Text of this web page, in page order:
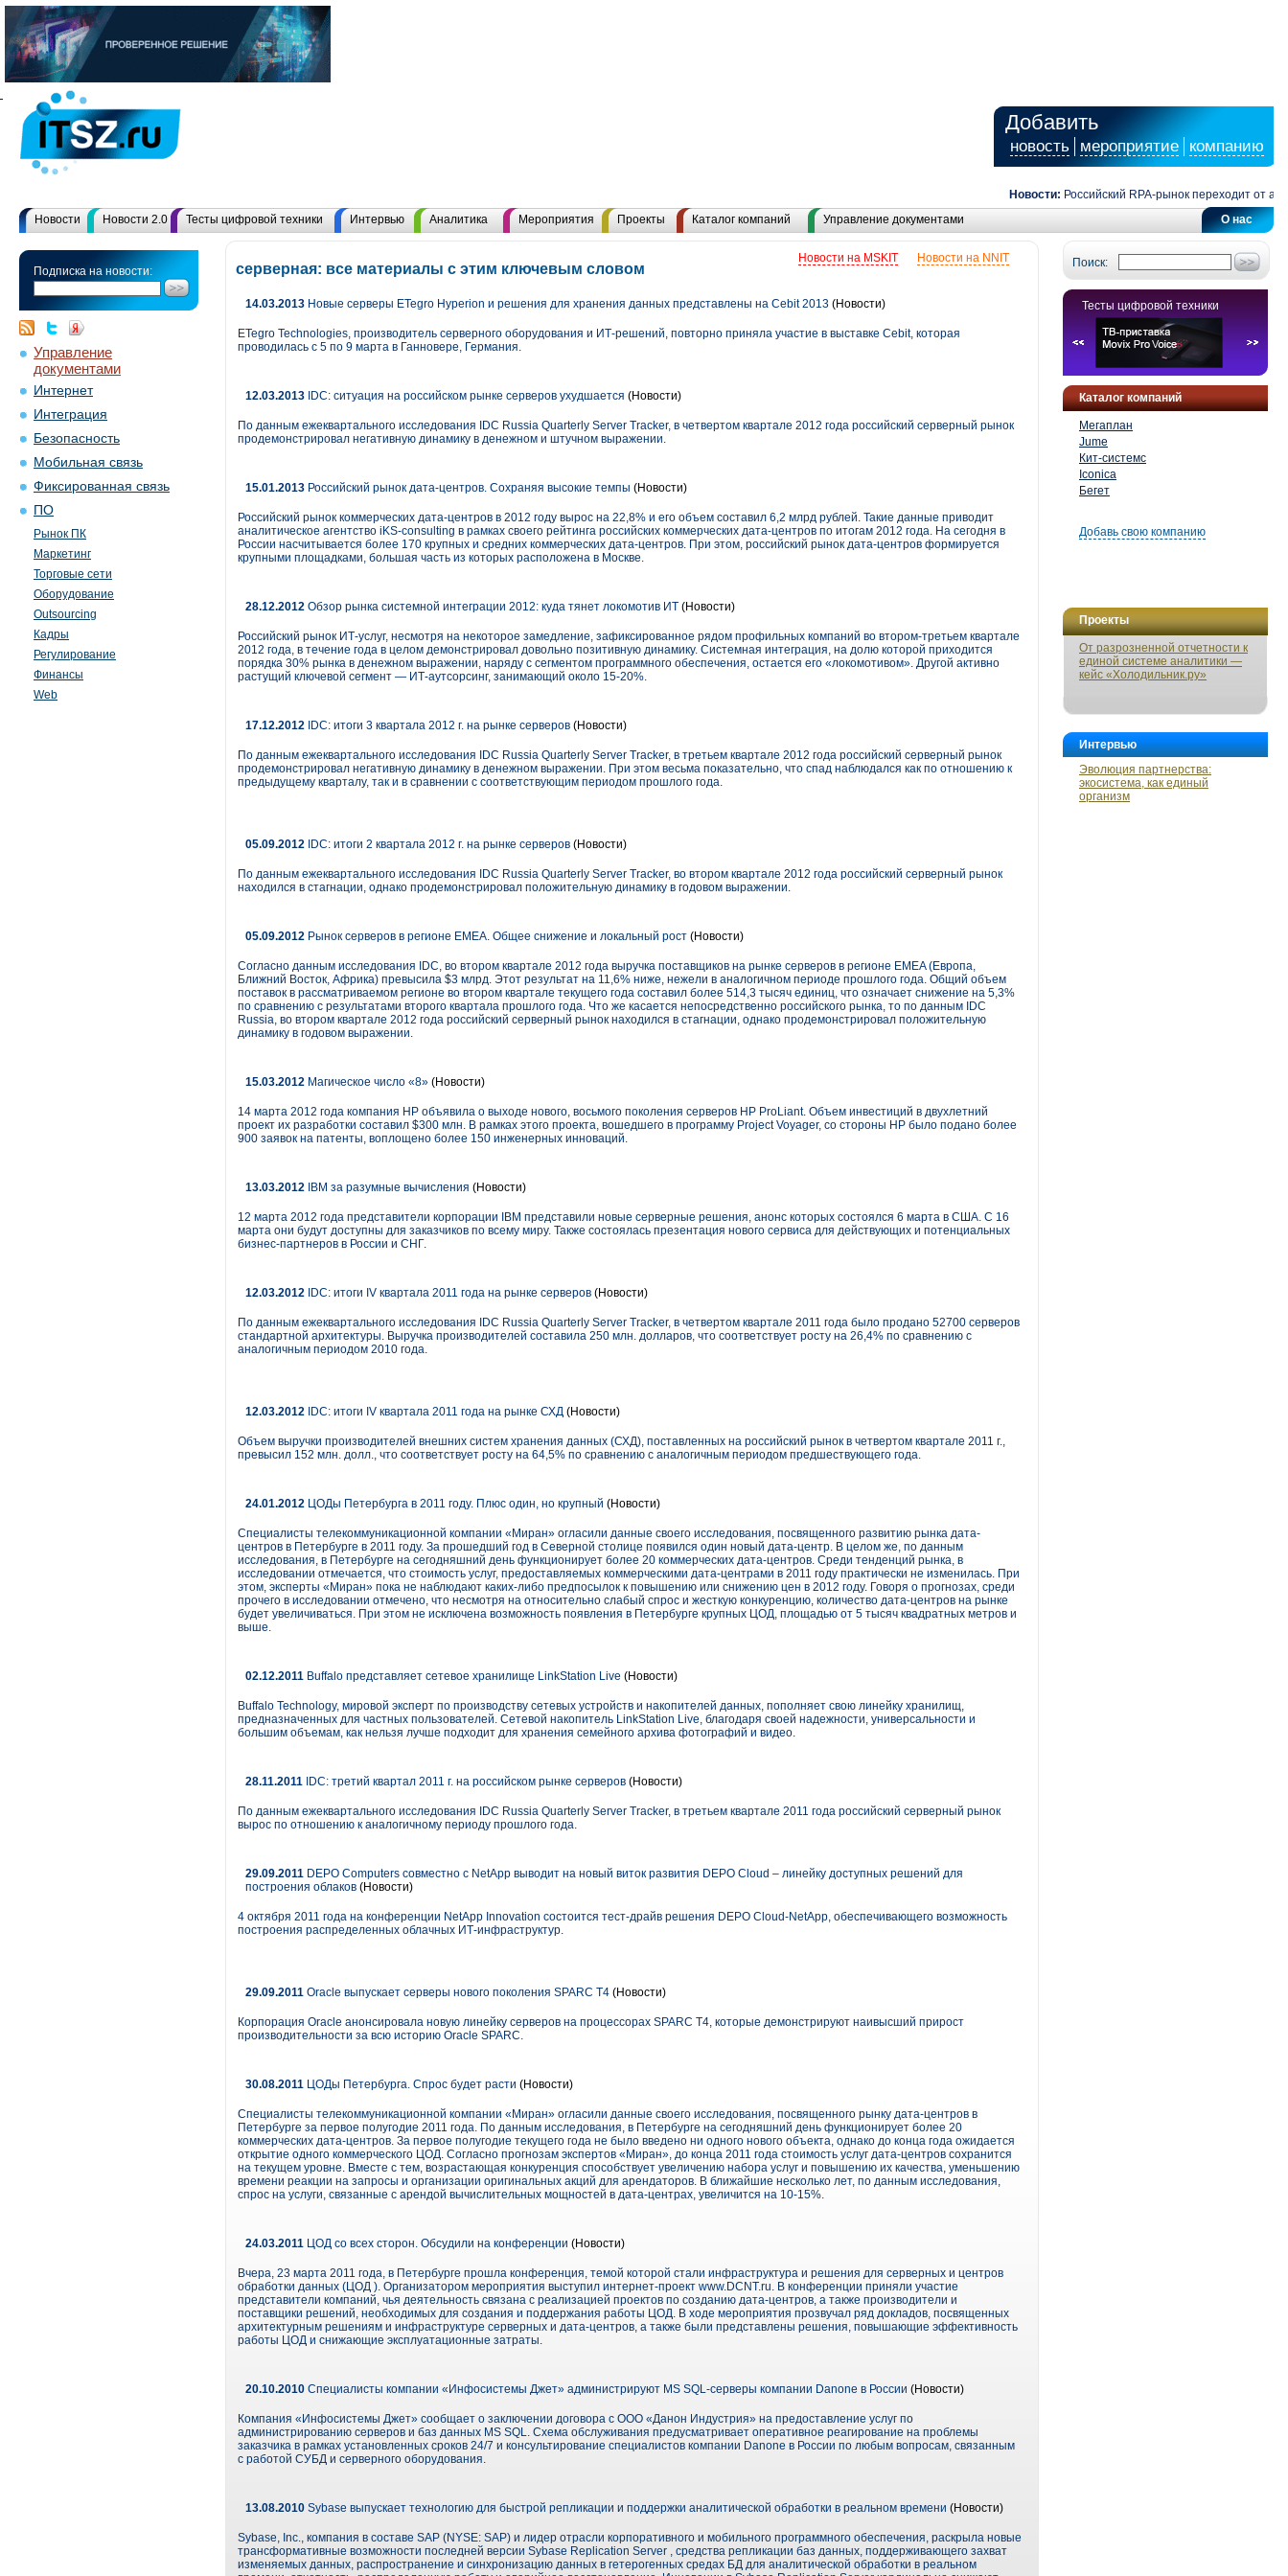
Добавить
новость мероприятие компанию
Новости: Российский RPA-рынок переходит от
О нас
Новости Новости 2.0 Тесты цифровой техники Интервью Аналитика Мероприятия Проекты Каталог компаний Управление документами
Подписка на новости:
Управление
документами
Интернет
Интеграция
Безопасность
Мобильная связь
Фиксированная связь
ПО
Рынок ПК
Маркетинг
Торговые сети
Оборудование
Outsourcing
Кадры
Регулирование
Финансы
Web
Поиск:
Тесты цифровой техники
Каталог компаний
Мегаплан
Jume
Кит-системс
Iconica
Бегет
Добавь свою компанию
Проекты
От разрозненной отчетности к
единой системе аналитики —
кейс «Холодильник.ру»
Интервью
Эволюция партнерства:
экосистема, как единый
организм
Новости на NNIT
Новости на MSKIT
серверная: все материалы с этим ключевым словом
14.03.2013 Новые серверы ETegro Hyperion и решения для хранения данных представлены на Cebit 2013 (Новости)
ETegro Technologies, производитель серверного оборудования и ИТ-решений, повторно приняла участие в выставке Cebit, которая
проводилась с 5 по 9 марта в Ганновере, Германия.
12.03.2013 IDC: ситуация на российском рынке серверов ухудшается (Новости)
По данным ежеквартального исследования IDC Russia Quarterly Server Tracker, в четвертом квартале 2012 года российский серверный рынок
продемонстрировал негативную динамику в денежном и штучном выражении.
15.01.2013 Российский рынок дата-центров. Сохраняя высокие темпы (Новости)
Российский рынок коммерческих дата-центров в 2012 году вырос на 22,8% и его объем составил 6,2 млрд рублей. Такие данные приводит
аналитическое агентство iKS-consulting в рамках своего рейтинга российских коммерческих дата-центров по итогам 2012 года. На сегодня в
России насчитывается более 170 крупных и средних коммерческих дата-центров. При этом, российский рынок дата-центров формируется
крупными площадками, большая часть из которых расположена в Москве.
28.12.2012 Обзор рынка системной интеграции 2012: куда тянет локомотив ИТ (Новости)
Российский рынок ИТ-услуг, несмотря на некоторое замедление, зафиксированное рядом профильных компаний во втором-третьем квартале
2012 года, в течение года в целом демонстрировал довольно позитивную динамику. Системная интеграция, на долю которой приходится
порядка 30% рынка в денежном выражении, наряду с сегментом программного обеспечения, остается его «локомотивом». Другой активно
растущий ключевой сегмент — ИТ-аутсорсинг, занимающий около 15-20%.
17.12.2012 IDC: итоги 3 квартала 2012 г. на рынке серверов (Новости)
По данным ежеквартального исследования IDC Russia Quarterly Server Tracker, в третьем квартале 2012 года российский серверный рынок
продемонстрировал негативную динамику в денежном выражении. При этом весьма показательно, что спад наблюдался как по отношению к
предыдущему кварталу, так и в сравнении с соответствующим периодом прошлого года.
05.09.2012 IDC: итоги 2 квартала 2012 г. на рынке серверов (Новости)
По данным ежеквартального исследования IDC Russia Quarterly Server Tracker, во втором квартале 2012 года российский серверный рынок
находился в стагнации, однако продемонстрировал положительную динамику в годовом выражении.
05.09.2012 Рынок серверов в регионе EMEA. Общее снижение и локальный рост (Новости)
Согласно данным исследования IDC, во втором квартале 2012 года выручка поставщиков на рынке серверов в регионе EMEA (Европа,
Ближний Восток, Африка) превысила $3 млрд. Этот результат на 11,6% ниже, нежели в аналогичном периоде прошлого года. Общий объем
поставок в рассматриваемом регионе во втором квартале текущего года составил более 514,3 тысяч единиц, что означает снижение на 5,3%
по сравнению с результатами второго квартала прошлого года. Что же касается непосредственно российского рынка, то по данным IDC
Russia, во втором квартале 2012 года российский серверный рынок находился в стагнации, однако продемонстрировал положительную
динамику в годовом выражении.
15.03.2012 Магическое число «8» (Новости)
14 марта 2012 года компания HP объявила о выходе нового, восьмого поколения серверов HP ProLiant. Объем инвестиций в двухлетний
проект их разработки составил $300 млн. В рамках этого проекта, вошедшего в программу Project Voyager, со стороны HP было подано более
900 заявок на патенты, воплощено более 150 инженерных инноваций.
13.03.2012 IBM за разумные вычисления (Новости)
12 марта 2012 года представители корпорации IBM представили новые серверные решения, анонс которых состоялся 6 марта в США. С 16
марта они будут доступны для заказчиков по всему миру. Также состоялась презентация нового сервиса для действующих и потенциальных
бизнес-партнеров в России и СНГ.
12.03.2012 IDC: итоги IV квартала 2011 года на рынке серверов (Новости)
По данным ежеквартального исследования IDC Russia Quarterly Server Tracker, в четвертом квартале 2011 года было продано 52700 серверов
стандартной архитектуры. Выручка производителей составила 250 млн. долларов, что соответствует росту на 26,4% по сравнению с
аналогичным периодом 2010 года.
12.03.2012 IDC: итоги IV квартала 2011 года на рынке СХД (Новости)
Объем выручки производителей внешних систем хранения данных (СХД), поставленных на российский рынок в четвертом квартале 2011 г.,
превысил 152 млн. долл., что соответствует росту на 64,5% по сравнению с аналогичным периодом предшествующего года.
24.01.2012 ЦОДы Петербурга в 2011 году. Плюс один, но крупный (Новости)
Специалисты телекоммуникационной компании «Миран» огласили данные своего исследования, посвященного развитию рынка дата-
центров в Петербурге в 2011 году. За прошедший год в Северной столице появился один новый дата-центр. В целом же, по данным
исследования, в Петербурге на сегодняшний день функционирует более 20 коммерческих дата-центров. Среди тенденций рынка, в
исследовании отмечается, что стоимость услуг, предоставляемых коммерческими дата-центрами в 2011 году практически не изменилась. При
этом, эксперты «Миран» пока не наблюдают каких-либо предпосылок к повышению или снижению цен в 2012 году. Говоря о прогнозах, среди
прочего в исследовании отмечено, что несмотря на относительно слабый спрос и жесткую конкуренцию, количество дата-центров на рынке
будет увеличиваться. При этом не исключена возможность появления в Петербурге крупных ЦОД, площадью от 5 тысяч квадратных метров и
выше.
02.12.2011 Buffalo представляет сетевое хранилище LinkStation Live (Новости)
Buffalo Technology, мировой эксперт по производству сетевых устройств и накопителей данных, пополняет свою линейку хранилищ,
предназначенных для частных пользователей. Сетевой накопитель LinkStation Live, благодаря своей надежности, универсальности и
большим объемам, как нельзя лучше подходит для хранения семейного архива фотографий и видео.
28.11.2011 IDC: третий квартал 2011 г. на российском рынке серверов (Новости)
По данным ежеквартального исследования IDC Russia Quarterly Server Tracker, в третьем квартале 2011 года российский серверный рынок
вырос по отношению к аналогичному периоду прошлого года.
29.09.2011 DEPO Computers совместно с NetApp выводит на новый виток развития DEPO Cloud – линейку доступных решений для
построения облаков (Новости)
4 октября 2011 года на конференции NetApp Innovation состоится тест-драйв решения DEPO Cloud-NetApp, обеспечивающего возможность
построения распределенных облачных ИТ-инфраструктур.
29.09.2011 Oracle выпускает серверы нового поколения SPARC T4 (Новости)
Корпорация Oracle анонсировала новую линейку серверов на процессорах SPARC T4, которые демонстрируют наивысший прирост
производительности за всю историю Oracle SPARC.
30.08.2011 ЦОДы Петербурга. Спрос будет расти (Новости)
Специалисты телекоммуникационной компании «Миран» огласили данные своего исследования, посвященного рынку дата-центров в
Петербурге за первое полугодие 2011 года. По данным исследования, в Петербурге на сегодняшний день функционирует более 20
коммерческих дата-центров. За первое полугодие текущего года не было введено ни одного нового объекта, однако до конца года ожидается
открытие одного коммерческого ЦОД. Согласно прогнозам экспертов «Миран», до конца 2011 года стоимость услуг дата-центров сохранится
на текущем уровне. Вместе с тем, возрастающая конкуренция способствует увеличению набора услуг и повышению их качества, уменьшению
времени реакции на запросы и организации оригинальных акций для арендаторов. В ближайшие несколько лет, по данным исследования,
спрос на услуги, связанные с арендой вычислительных мощностей в дата-центрах, увеличится на 10-15%.
24.03.2011 ЦОД со всех сторон. Обсудили на конференции (Новости)
Вчера, 23 марта 2011 года, в Петербурге прошла конференция, темой которой стали инфраструктура и решения для серверных и центров
обработки данных (ЦОД ). Организатором мероприятия выступил интернет-проект www.DCNT.ru. В конференции приняли участие
представители компаний, чья деятельность связана с реализацией проектов по созданию дата-центров, а также производители и
поставщики решений, необходимых для создания и поддержания работы ЦОД. В ходе мероприятия прозвучал ряд докладов, посвященных
архитектурным решениям и инфраструктуре серверных и дата-центров, а также были представлены решения, повышающие эффективность
работы ЦОД и снижающие эксплуатационные затраты.
20.10.2010 Специалисты компании «Инфосистемы Джет» администрируют MS SQL-серверы компании Danone в России (Новости)
Компания «Инфосистемы Джет» сообщает о заключении договора с ООО «Данон Индустрия» на предоставление услуг по
администрированию серверов и баз данных MS SQL. Схема обслуживания предусматривает оперативное реагирование на проблемы
заказчика в рамках установленных сроков 24/7 и консультирование специалистов компании Danone в России по любым вопросам, связанным
с работой СУБД и серверного оборудования.
13.08.2010 Sybase выпускает технологию для быстрой репликации и поддержки аналитической обработки в реальном времени (Новости)
Sybase, Inc., компания в составе SAP (NYSE: SAP) и лидер отрасли корпоративного и мобильного программного обеспечения, раскрыла новые
трансформативные возможности последней версии Sybase Replication Server , средства репликации баз данных, поддерживающего захват
изменяемых данных, распространение и синхронизацию данных в гетерогенных средах БД для аналитической обработки в реальном